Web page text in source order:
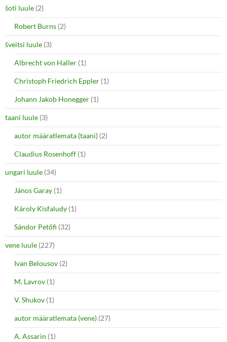
šoti luule (2)
Robert Burns (2)
šveitsi luule (3)
Albrecht von Haller (1)
Christoph Friedrich Eppler (1)
Johann Jakob Honegger (1)
taani luule (3)
autor määratlemata (taani) (2)
Claudius Rosenhoff (1)
ungari luule (34)
János Garay (1)
Károly Kisfaludy (1)
Sándor Petőfi (32)
vene luule (227)
Ivan Belousov (2)
M. Lavrov (1)
V. Shukov (1)
autor määratlemata (vene) (27)
A. Assarin (1)